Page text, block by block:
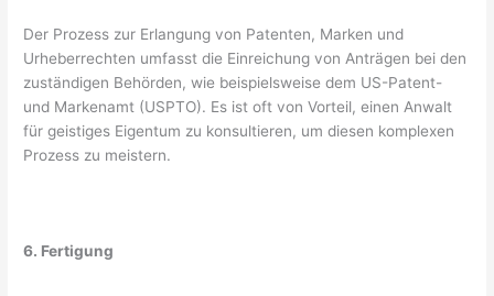
Der Prozess zur Erlangung von Patenten, Marken und
Urheberrechten umfasst die Einreichung von Anträgen bei den
zuständigen Behörden, wie beispielsweise dem US-Patent-
und Markenamt (USPTO). Es ist oft von Vorteil, einen Anwalt
für geistiges Eigentum zu konsultieren, um diesen komplexen
Prozess zu meistern.
6. Fertigung